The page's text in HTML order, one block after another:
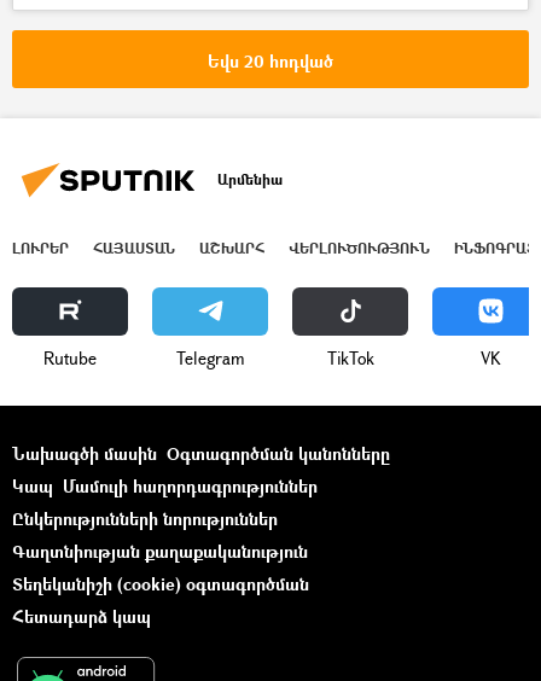
Տեսանյութեր
ծխախոտ
Հայաստան
մաքսանենգություն
Եվս 20 հոդված
Արմենիա
ԼՈՒՐԵՐ ՀԱՅԱՍՏԱՆ ԱՇԽԱՐՀ ՎԵՐԼՈՒԾՈՒԹՅՈՒՆ
Rutube Telegram ТikТоk VK
Նախագծի մասին Օգտագործման կանոնները
Կապ Մամուլի հաղորդագրություններ
Ընկերությունների նորություններ
Գաղտնիության քաղաքականություն
Տեղեկանիշի (cookie) օգտագործման
Հետադարձ կապ